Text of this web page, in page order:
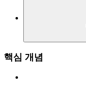
핵심 개념